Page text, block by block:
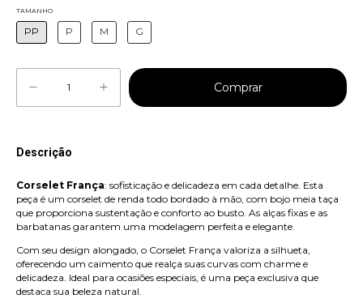
TAMANHO
PP P M G
Descrição
Corselet França: sofisticação e delicadeza em cada detalhe. Esta
peça é um corselet de renda todo bordado à mão, com bojo meia taça
que proporciona sustentação e conforto ao busto. As alças fixas e as
barbatanas garantem uma modelagem perfeita e elegante.
Com seu design alongado, o Corselet França valoriza a silhueta,
oferecendo um caimento que realça suas curvas com charme e
delicadeza. Ideal para ocasiões especiais, é uma peça exclusiva que
destaca sua beleza natural.